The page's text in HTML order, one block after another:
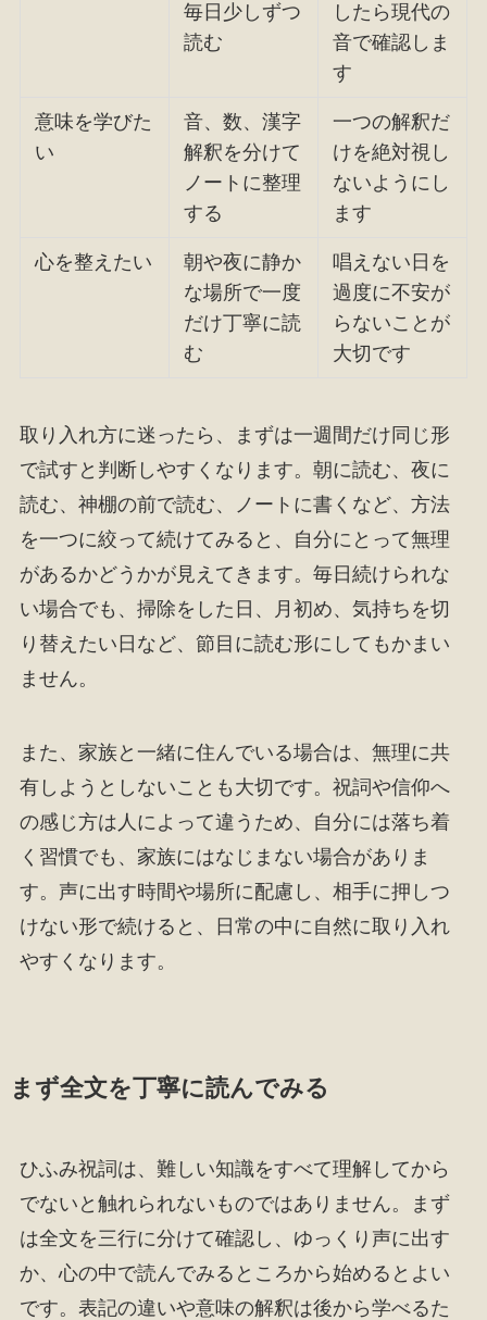
毎日少しずつ
読む
したら現代の
音で確認しま
す
意味を学びた
い
音、数、漢字
解釈を分けて
ノートに整理
する
一つの解釈だ
けを絶対視し
ないようにし
ます
心を整えたい
朝や夜に静か
な場所で一度
だけ丁寧に読
む
唱えない日を
過度に不安が
らないことが
大切です
取り入れ方に迷ったら、まずは一週間だけ同じ形
で試すと判断しやすくなります。朝に読む、夜に
読む、神棚の前で読む、ノートに書くなど、方法
を一つに絞って続けてみると、自分にとって無理
があるかどうかが見えてきます。毎日続けられな
い場合でも、掃除をした日、月初め、気持ちを切
り替えたい日など、節目に読む形にしてもかまい
ません。
また、家族と一緒に住んでいる場合は、無理に共
有しようとしないことも大切です。祝詞や信仰へ
の感じ方は人によって違うため、自分には落ち着
く習慣でも、家族にはなじまない場合がありま
す。声に出す時間や場所に配慮し、相手に押しつ
けない形で続けると、日常の中に自然に取り入れ
やすくなります。
まず全文を丁寧に読んでみる
ひふみ祝詞は、難しい知識をすべて理解してから
でないと触れられないものではありません。まず
は全文を三行に分けて確認し、ゆっくり声に出す
か、心の中で読んでみるところから始めるとよい
です。表記の違いや意味の解釈は後から学べるた